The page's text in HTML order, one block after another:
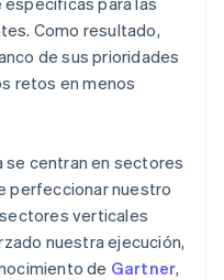
Como resultado,
de sus prioridades
retos en menos
centran en sectores
perfeccionar nuestro
verticales
nuestra ejecución,
de Gartner,